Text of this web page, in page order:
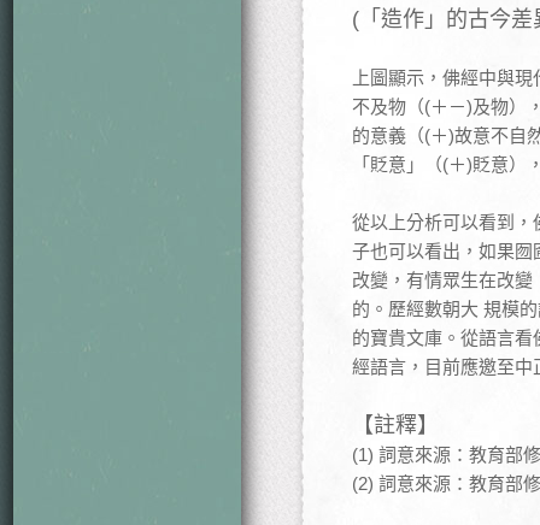
(「造作」的古今差
上圖顯示，佛經中與
不及物（(＋－)及物）
的意義（(＋)故意不自
「貶意」（(＋)貶意）
從以上分析可以看到
子也可以看出，如果
改變，有情眾生在改
的。歷經數朝大 規模
的寶貴文庫。從語言
經語言，目前應邀至
【註釋】
(1) 詞意來源：教育部
(2) 詞意來源：教育部